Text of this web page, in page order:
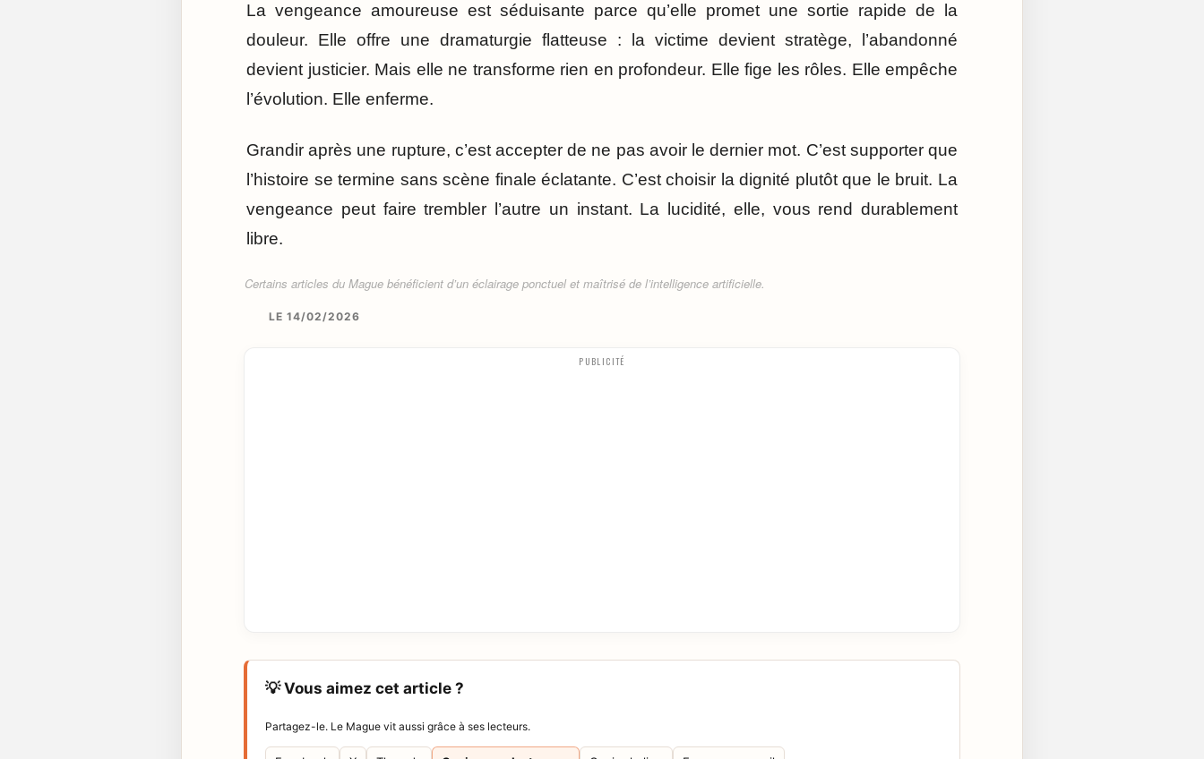
La vengeance amoureuse est séduisante parce qu’elle promet une sortie rapide de la
douleur. Elle offre une dramaturgie flatteuse : la victime devient stratège, l’abandonné
devient justicier. Mais elle ne transforme rien en profondeur. Elle fige les rôles. Elle empêche
l’évolution. Elle enferme.
Grandir après une rupture, c’est accepter de ne pas avoir le dernier mot. C’est supporter que
l’histoire se termine sans scène finale éclatante. C’est choisir la dignité plutôt que le bruit. La
vengeance peut faire trembler l’autre un instant. La lucidité, elle, vous rend durablement
libre.
Certains articles du Mague bénéficient d’un éclairage ponctuel et maîtrisé de l’intelligence artificielle.
LE 14/02/2026
PUBLICITÉ
💡 Vous aimez cet article ?
Partagez-le. Le Mague vit aussi grâce à ses lecteurs.